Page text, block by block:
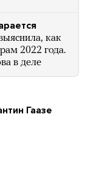
как
2022 года.
в деле
Гаазе